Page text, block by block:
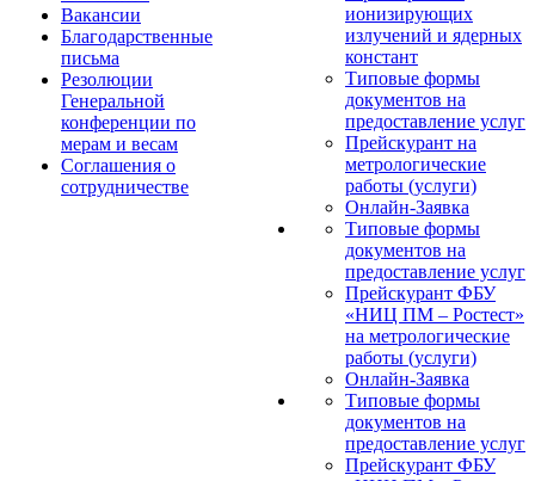
Вакансии
Благодарственные
письма
Резолюции
Генеральной
конференции по
мерам и весам
Соглашения о
сотрудничестве
ионизирующих
излучений и ядерных
констант
Типовые формы
документов на
предоставление услуг
Прейскурант на
метрологические
работы (услуги)
Онлайн-Заявка
Типовые формы
документов на
предоставление услуг
Прейскурант ФБУ
«НИЦ ПМ – Ростест»
на метрологические
работы (услуги)
Онлайн-Заявка
Типовые формы
документов на
предоставление услуг
Прейскурант ФБУ